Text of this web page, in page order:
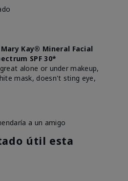
Kay® Mineral Facial
SPF 30*
alone or under makeup,
mask, doesn't sting eye,
a un amigo
útil esta